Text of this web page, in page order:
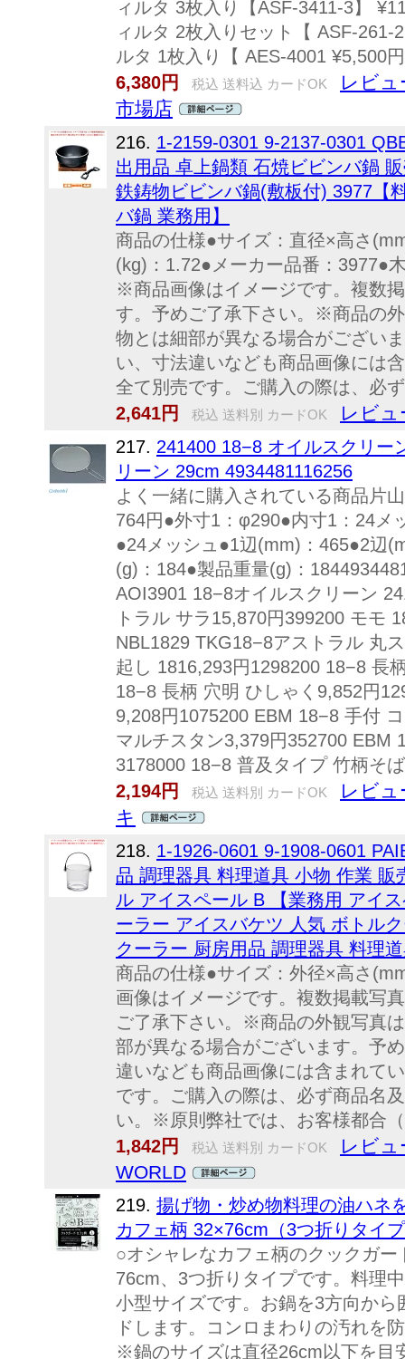
ィルタ 3枚入り【ASF-3411-3】
ィルタ 2枚入りセット【 ASF-
ルタ 1枚入り【 AES-4001 ¥5,500
6,380円
税込 送料込 カードOK
レビュ
市場店
216. 1-2159-0301 9-2137-0301
出用品 卓上鍋類 石焼ビビンバ鍋
鉄鋳物ビビンバ鍋(敷板付) 3977【
バ鍋 業務用】
商品の仕様●サイズ：直径×高さ
(kg)：1.72●メーカー品番：3977●
※商品画像はイメージです。複数
す。予めご了承下さい。※商品の
物とは細部が異なる場合がござい
い、寸法違いなども商品画像には
全て別売です。ご購入の際は、必
2,641円
税込 送料別 カードOK レビュ
217. 241400 18−8 オイルスクリー
リーン 29cm 4934481116256
よく一緒に購入されている商品片
764円●外寸1：φ290●内寸1：24メ
●24メッシュ●1辺(mm)：465●2辺
(g)：184●製品重量(g)：
AOI3901 18−8オイルスクリーン
トラル サラ15,870円399200 モモ
NBL1829 TKG18−8アストラル 丸
起し 1816,293円1298200 18−8 長
18−8 長柄 穴明 ひしゃく9,852円
9,208円1075200 EBM 18−8 手付
マルチスタン3,379円352700 EBM
3178000 18−8 普及タイプ 竹柄そ
2,194円
税込 送料別 カードOK
レビュ
キ
218. 1-1926-0601 9-1908-0601
品 調理器具 料理道具 小物 作業
ル アイスペール B 【業務用 アイ
ーラー アイスバケツ 人気 ボトル
クーラー 厨房用品 調理器具 料理
商品の仕様●サイズ：外径×高さ
画像はイメージです。複数掲載写
ご了承下さい。※商品の外観写真
部が異なる場合がございます。予
違いなども商品画像には含まれて
です。ご購入の際は、必ず商品名
い。※原則弊社では、お客様都合
1,842円
税込 送料別 カードOK
レビュ
WORLD
219. 揚げ物・炒め物料理の油ハネ
カフェ柄 32×76cm（3つ折りタイ
○オシャレなカフェ柄のクックガ
76cm、3つ折りタイプです。料理
小型サイズです。お鍋を3方向か
ドします。コンロまわりの汚れを
※鍋のサイズは直径26cm以下を目